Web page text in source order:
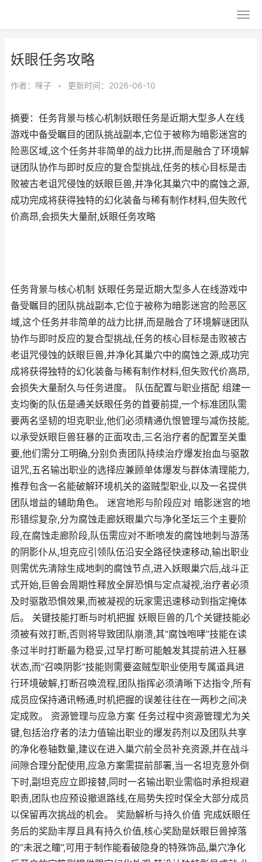
妖眼任务攻略
作者： 咪子 • 更新时间：2026-06-10
摘要：任务背景与核心机制妖眼任务是近期大型多人在线
游戏中备受瞩目的团队挑战副本,它位于被称为暗影迷宫的
险恶区域,这个任务并非简单的战力比拼,而是融合了环境解
谜团队协作与即时反应的复合型挑战,任务的核心目标是击
败被古老诅咒侵蚀的妖眼巨兽,并净化其巢穴中的腐蚀之源,
成功完成将获得独特的幻化装备与稀有制作材料,但失败代
价高昂,会损失大量耐,妖眼任务攻略
任务背景与核心机制 妖眼任务是近期大型多人在线游戏中
备受瞩目的团队挑战副本,它位于被称为暗影迷宫的险恶区
域,这个任务并非简单的战力比拼,而是融合了环境解谜团队
协作与即时反应的复合型挑战,任务的核心目标是击败被古
老诅咒侵蚀的妖眼巨兽,并净化其巢穴中的腐蚀之源,成功完
成将获得独特的幻化装备与稀有制作材料,但失败代价高昂,
会损失大量耐久与任务进度。 队伍配置与职业搭配 组建一
支均衡的队伍是通关妖眼任务的首要前提,一个标准团队需
要两名坚韧的坦克职业,他们必须精通仇恨管理与减伤技能,
以承受妖眼巨兽狂暴的正面攻击,三名治疗者的配置至关重
要,他们需分工明确,分别负责团队持续治疗爆发抬血与驱散
诅咒,五名输出职业的选择应兼顾单体爆发与群体清理能力,
推荐包含一名能破解环境机关的盗贼型职业,以及一名提供
团队增益的辅助角色。 迷宫地形与阶段应对 暗影迷宫的地
形错综复杂,分为腐蚀走廊妖眼巢穴与净化圣坛三个主要阶
段,在腐蚀走廊阶段,队伍需应对不断喷发的腐蚀地刺与游荡
的阴影仆从,坦克应引领队伍沿安全路径快速移动,输出职业
则需优先清除生成地刺的腐蚀节点,进入妖眼巢穴后,战斗正
式开始,巨兽会周期性释放全屏恐惧与定点凝视,治疗者必须
及时驱散恐惧效果,而被凝视的玩家需迅速移动到指定掩体
后。 关键技能打断与时机把握 妖眼巨兽的几个关键技能必
须被有效打断,否则将导致团队崩溃,其“腐蚀咆哮”技能在读
条过半时打断最为稳妥,过早打断可能触发其提前进入狂暴
状态,而“召唤阴影”技能则需要盗贼型职业使用专属道具进
行环境破解,打断召唤流程,团队指挥必须清晰下达指令,所有
成员应保持通讯畅通,时机把握的误差往往在一两秒之间决
定成败。 资源管理与应急方案 任务过程中资源管理尤为关
键,包括治疗者的法力值输出职业的爆发药剂以及团队共享
的净化卷轴数量,建议在进入巢穴前全员补充资源,并在战斗
间隙合理分配使用,应急方案需提前部署,当一名坦克意外倒
下时,副坦克应立即接替,同时一名输出职业需临时承担规避
职责,团队也应预设撤退路线,在局势失控时保全大部分成员
以保留再次挑战的机会。 奖励解析与持久价值 完成妖眼任
务后的奖励丰厚且具有持久价值,核心奖励是妖眼巨兽掉落
的“未泯之瞳”,可用于制作能看破隐身的特殊饰品,巢穴净化